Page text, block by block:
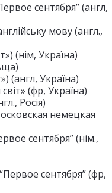
сентября” (англ,
мову (англ.,
(нім, Україна)
(англ, Україна)
(фр, Україна)
Росія)
немецкая
сентября” (нім.,
сентября” (фр,